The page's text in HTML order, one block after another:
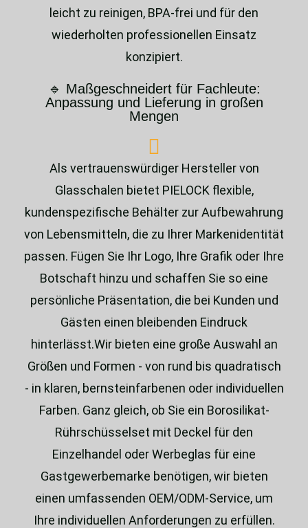
leicht zu reinigen, BPA-frei und für den
wiederholten professionellen Einsatz
konzipiert.
🔹 Maßgeschneidert für Fachleute:
Anpassung und Lieferung in großen
Mengen
Als vertrauenswürdiger Hersteller von
Glasschalen bietet PIELOCK flexible,
kundenspezifische Behälter zur Aufbewahrung
von Lebensmitteln, die zu Ihrer Markenidentität
passen. Fügen Sie Ihr Logo, Ihre Grafik oder Ihre
Botschaft hinzu und schaffen Sie so eine
persönliche Präsentation, die bei Kunden und
Gästen einen bleibenden Eindruck
hinterlässt.Wir bieten eine große Auswahl an
Größen und Formen - von rund bis quadratisch
- in klaren, bernsteinfarbenen oder individuellen
Farben. Ganz gleich, ob Sie ein Borosilikat-
Rührschüsselset mit Deckel für den
Einzelhandel oder Werbeglas für eine
Gastgewerbemarke benötigen, wir bieten
einen umfassenden OEM/ODM-Service, um
Ihre individuellen Anforderungen zu erfüllen.